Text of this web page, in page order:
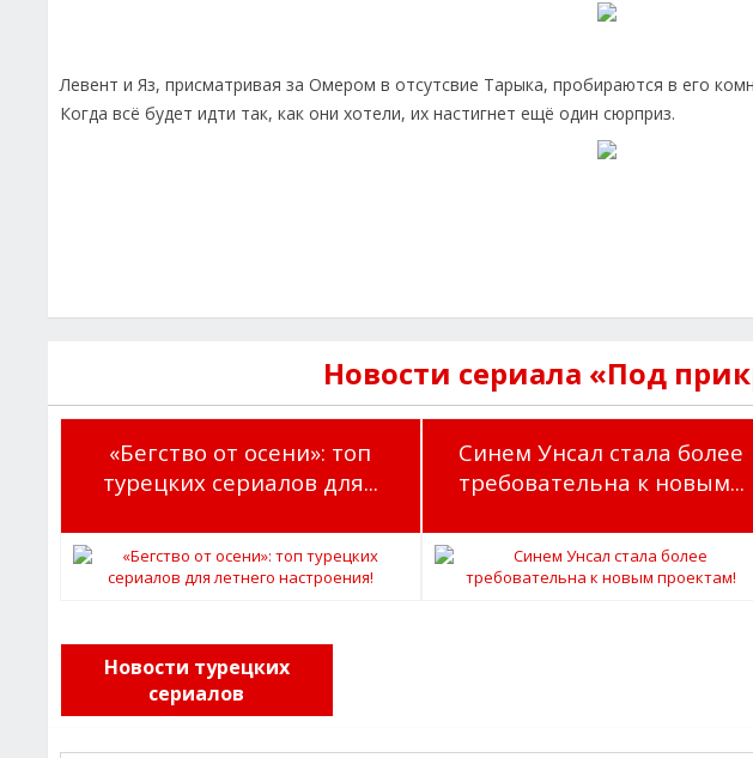
Левент и Яз, присматривая за Омером в отсутсвие Тарыка, пробираются в его
Когда всё будет идти так, как они хотели, их настигнет ещё один сюрприз.
Новости сериала «Под
«Бегство от осени»: топ
турецких сериалов для...
Синем Унсал стала более
требовательна к новым...
Новости турецких
сериалов